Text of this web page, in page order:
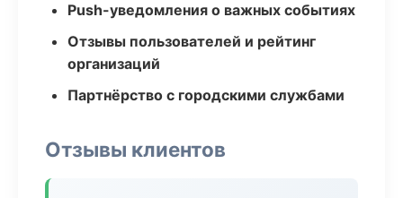
Push-уведомления о важных событиях
Отзывы пользователей и рейтинг
организаций
Партнёрство с городскими службами
Отзывы клиентов